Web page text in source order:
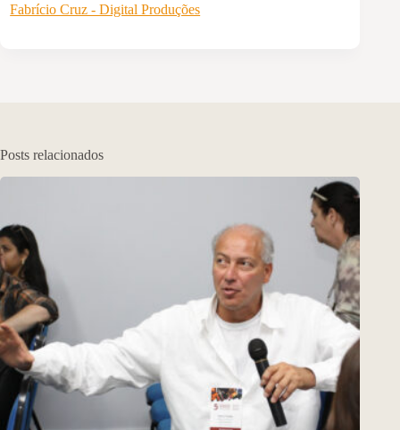
Fabrício Cruz - Digital Produções
Posts relacionados